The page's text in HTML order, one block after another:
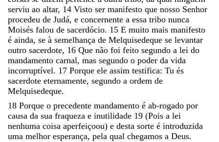
serviu ao altar, 14 Visto ser manifesto que nosso Senhor
procedeu de Judá, e concernente a essa tribo nunca
Moisés falou de sacerdócio. 15 E muito mais manifesto
é ainda, se à semelhança de Melquisedeque se levantar
outro sacerdote, 16 Que não foi feito segundo a lei do
mandamento carnal, mas segundo o poder da vida
incorruptível. 17 Porque ele assim testifica: Tu és
sacerdote eternamente, segundo a ordem de
Melquisedeque.
18 Porque o precedente mandamento é ab-rogado por
causa da sua fraqueza e inutilidade 19 (Pois a lei
nenhuma coisa aperfeiçoou) e desta sorte é introduzida
uma melhor esperança, pela qual chegamos a Deus.